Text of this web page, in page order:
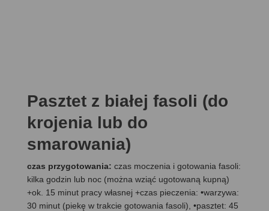
Pasztet z białej fasoli (do
krojenia lub do
smarowania)
czas przygotowania: czas moczenia i gotowania fasoli:
kilka godzin lub noc (można wziąć ugotowaną kupną)
+ok. 15 minut pracy własnej +czas pieczenia: •warzywa:
30 minut (piekę w trakcie gotowania fasoli), •pasztet: 45